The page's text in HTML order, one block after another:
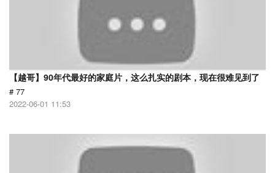
【越哥】90年代最好的家庭片，这么扎实的剧本，现在很难见到了
# 77
2022-06-01 11:53